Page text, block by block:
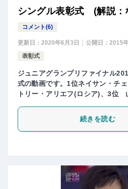
シングル表彰式 (解説：
コメント(6)
更新日： 2020年6月3日 公開日： 2015
表彰式
ジュニアグランプリファイナル
式の動画です。1位ネイサン・チ
トリー・アリエフ(ロシア)、3位
続きを読む